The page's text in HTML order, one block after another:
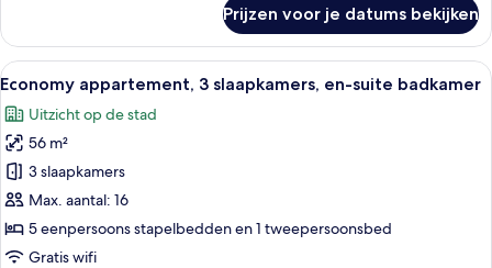
laden
appartement,
slaapkamers,
suite
badkamer,
uitzicht
op
stad
Prijzen voor je datums bekijken
Alle
foto's
voor
Economy
appartement,
3
slaapkamers,
en-
Een kleine kamer met een enkel
11
Economy appartement, 3 slaapkamers, en-suite badkamer
Uitzicht op de stad
56 m²
3 slaapkamers
Max. aantal: 16
5 eenpersoons stapelbedden en 1 tweepersoonsbed
Gratis wifi